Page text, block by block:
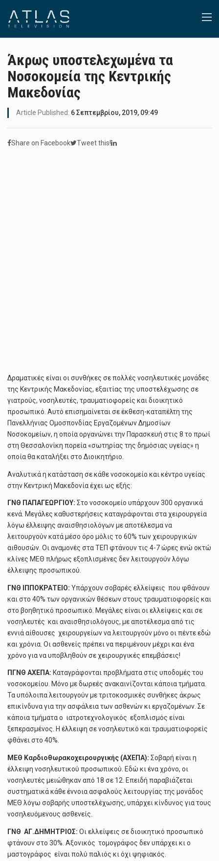
Άκρως υποστελεχωμένα τα
Νοσοκομεία της Κεντρικής
Μακεδονίας
Article Published: 6 Σεπτεμβρίου, 2019, 09:49
Share on Facebook Tweet this!
Δραματικές είναι οι συνθήκες σε πολλές νοσηλευτικές μονάδες
της Κεντρικής Μακεδονίας, εξαιτίας της υποστελέχωσης σε
γιατρούς, νοσηλευτές, τραυματιοφορείς και διοικητικό
προσωπικό. Αυτό επισημαίνεται σε έκθεση-καταπέλτη της
Πανελλήνιας Ομοσπονδίας Εργαζομένων Δημοσίων
Νοσοκομείων, η οποία οργανώνει την Παρασκευή στις 8 το πρωί
στη Θεσσαλονίκη πορεία «σωτηρίας της δημόσιας υγείας» η
οποία θα καταλήξει στο Διοικητήριο.
Αναλυτικά η κατάσταση σε κάθε νοσοκομείο και κέντρο υγείας
στην Κεντρική Μακεδονία έχει ως εξής:
ΓΝΘ ΠΑΠΑΓΕΩΡΓΙΟΥ: Στο νοσοκομείο υπάρχουν 300 οργανικά
κενά. Μεγάλες καθυστερήσεις καταγράφονται στα χειρουργεία
λόγω έλλειψης αναισθησιολόγων με αποτέλεσμα να
λειτουργούν κατά μέσο όρο μόλις το 60% των χειρουργικών
αιθουσών. Οι αναμονές στα ΤΕΠ φτάνουν τις 4-7 ώρες ενώ οκτώ
κλίνες ΜΕΘ πλήρως εξοπλισμένες δεν λειτουργούν λόγω
έλλειψης προσωπικού.
ΓΝΘ ΙΠΠΟΚΡΑΤΕΙΟ: Υπάρχουν σοβαρές ελλείψεις που φθάνουν
και στο 40% των οργανικών θέσεων στους τραυματιοφορείς και
στο βοηθητικό προσωπικό. Μεγάλες είναι οι ελλείψεις και σε
νοσηλευτές και αναισθησιολόγους, με αποτέλεσμα από τις
εννιά αίθουσες χειρουργείων να λειτουργούν μόνο οι πέντε εδώ
και χρόνια. Οι ασθενείς πρέπει να περιμένουν μέχρι και ένα
χρόνο για να υποβληθούν σε χειρουργικές επεμβάσεις!
ΠΓΝΘ ΑΧΕΠΑ: Καταγράφονται προβλήματα στις υποδομές του
νοσοκομείου. Μόνο με δωρεές ανακαινίζονται κάποια τμήματα.
Τα υπόλοιπα λειτουργούν με τριτοκοσμικές συνθήκες άκρως
επικίνδυνα για την ασφάλεια των ασθενών κι εργαζομένων. Σε
κάποια τμήματα ο ιατροτεχνολογικός εξοπλισμός είναι
ξεπερασμένος. Η έλλειψη σε νοσηλευτικό και τραυματιοφορείς
φθάνει στο 40%.
ΜΕΘ Καρδιοθωρακοχειρουργικής (ΑΧΕΠΑ): Σοβαρή είναι η
έλλειψη νοσηλευτικού προσωπικού. Εδώ κι ένα χρόνο, οι
νοσηλευτές μειώθηκαν από 18 σε 12. Επειδή παραβιάζεται
συστηματικά κάθε έννοια ασφαλούς λειτουργίας της μονάδος
ΜΕΘ λόγω σοβαρής υποστελέχωσης, υπάρχει κίνδυνος για τους
νοσηλευόμενους ασθενείς.
ΓΝΘ ΑΓ.ΔΗΜΗΤΡΙΟΣ: Οι ελλείψεις σε διοικητικό προσωπικό
φτάνουν στο 30%. Αξονικός τομογράφος δεν υπάρχει κι ο
μαστογράφος είναι πολύ παλιός κι όχι ψηφιακός.